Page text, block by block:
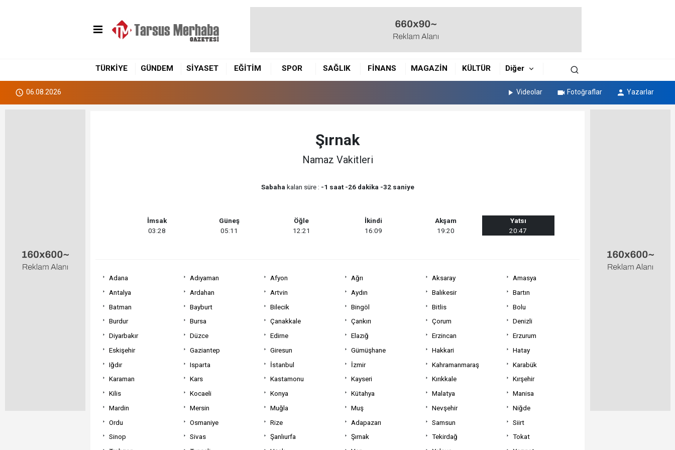
TÜRKİYE GÜNDEM SİYASET EĞİTİM SPOR SAĞLIK FİNANS MAGAZİN KÜLTÜR Diğer
06.08.2026 Videolar Fotoğraflar Yazarlar
Şırnak
Namaz Vakitleri
Sabaha kalan süre : -1 saat -26 dakika -32 saniye
İmsak
03:28
Güneş
05:11
Öğle
12:21
İkindi
16:09
Akşam
19:20
Yatsı
20:47
Adana Adıyaman Afyon Ağrı Aksaray
Amasya
Antalya
Ardahan Artvin Aydın Balıkesir
Bartın
Batman
Bayburt Bilecik Bingöl Bitlis
Bolu
Burdur
Bursa Çanakkale Çankırı Çorum
Denizli
Diyarbakır
Düzce Edirne Elazığ Erzincan
Erzurum
Eskişehir
Gaziantep Giresun Gümüşhane Hakkari
Hatay
Iğdır
Isparta İstanbul İzmir Kahramanmaraş
Karabük
Karaman
Kars Kastamonu Kayseri Kırıkkale
Kırşehir
Kilis
Kocaeli Konya Kütahya Malatya
Manisa
Mardin
Mersin Muğla Muş Nevşehir
Niğde
Ordu
Osmaniye Rize Adapazarı Samsun
Siirt
Sinop
Sivas Şanlıurfa Şırnak Tekirdağ
Tokat